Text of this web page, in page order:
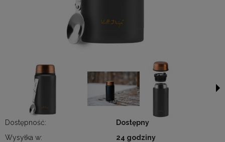
Dostępność:
Dostępny
Wysyłka w:
24 godziny